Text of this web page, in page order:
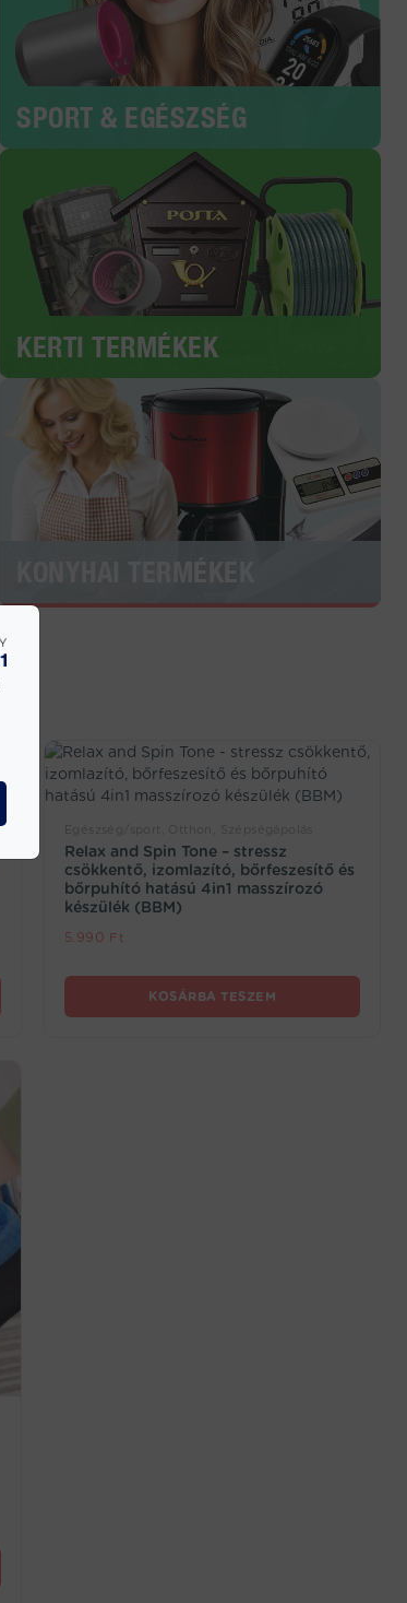
SPORT & EGÉSZSÉG
KERTI TERMÉKEK
Relax and Spin Tone – stressz
csökkentő, izomlazító, bőrfeszesítő és
bőrpuhító hatású 4in1 masszírozó
készülék (BBM)
5.990 Ft
KOSÁRBA TESZEM